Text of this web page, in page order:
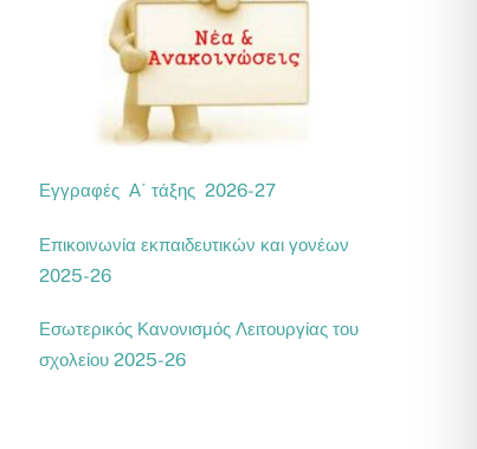
Εγγραφές Α΄ τάξης 2026-27
Επικοινωνία εκπαιδευτικών και γονέων
2025-26
Εσωτερικός Κανονισμός Λειτουργίας του
σχολείου 2025-26